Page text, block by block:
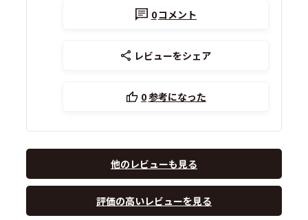
0コメント
レビューをシェア
0参考になった
他のレビューも見る
評価の高いレビューを見る